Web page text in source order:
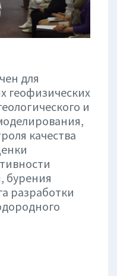
для
геофизических
и
качества
бурения
разработки